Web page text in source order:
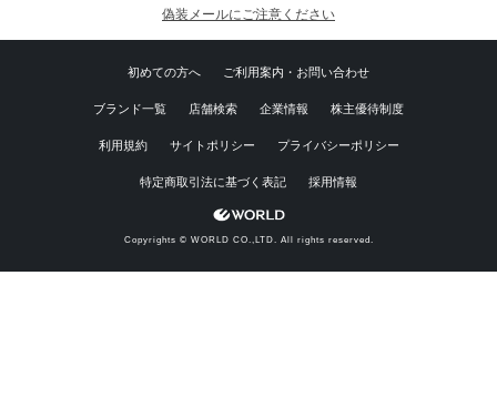
偽装メールにご注意ください
初めての方へ ご利用案内・お問い合わせ
ブランド一覧 店舗検索 企業情報 株主優待制度
利用規約 サイトポリシー プライバシーポリシー
特定商取引法に基づく表記 採用情報
Copyrights © WORLD CO.,LTD. All rights reserved.